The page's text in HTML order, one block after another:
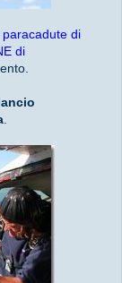
di
di